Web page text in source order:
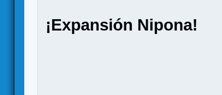
¡Expansión Nipona!